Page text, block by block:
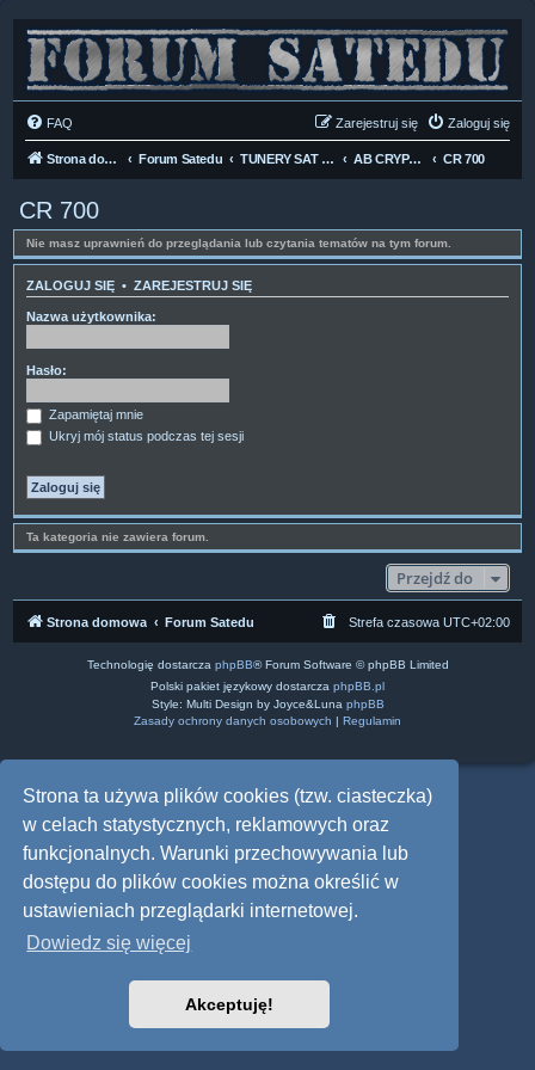
Strona ta używa plików cookies (tzw. ciasteczka)
w celach statystycznych, reklamowych oraz
funkcjonalnych. Warunki przechowywania lub
dostępu do plików cookies można określić w
ustawieniach przeglądarki internetowej.
Dowiedz się więcej
Akceptuję!
FAQ Zaloguj się
Zarejestruj się
Strona domowa Forum Satedu TUNERY SAT HD-LINUX AB CRYPTOBOX CR 700
CR 700
Nie masz uprawnień do przeglądania lub czytania tematów na tym forum.
ZALOGUJ SIĘ • ZAREJESTRUJ SIĘ
Nazwa użytkownika:
Hasło:
Zapamiętaj mnie
Ukryj mój status podczas tej sesji
Ta kategoria nie zawiera forum.
Przejdź do
Strona domowa Forum Satedu Strefa czasowa UTC+02:00
Technologię dostarcza phpBB® Forum Software © phpBB Limited
Polski pakiet językowy dostarcza phpBB.pl
Style: Multi Design by Joyce&Luna phpBB
Zasady ochrony danych osobowych | Regulamin